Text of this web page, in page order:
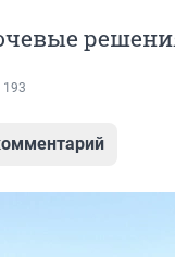
193